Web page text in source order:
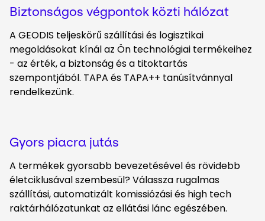
Biztonságos végpontok közti hálózat
A GEODIS teljeskörű szállítási és logisztikai
megoldásokat kínál az Ön technológiai termékeihez
- az érték, a biztonság és a titoktartás
szempontjából. TAPA és TAPA++ tanúsítvánnyal
rendelkezünk.
Gyors piacra jutás
A termékek gyorsabb bevezetésével és rövidebb
életciklusával szembesül? Válassza rugalmas
szállítási, automatizált komissiózási és high tech
raktárhálózatunkat az ellátási lánc egészében.